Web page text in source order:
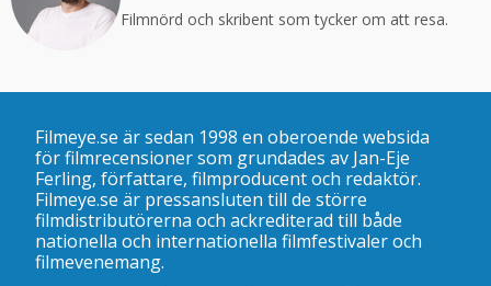
Filmnörd och skribent som tycker om att resa.
Filmeye.se är sedan 1998 en oberoende websida
för filmrecensioner som grundades av Jan-Eje
Ferling, författare, filmproducent och redaktör.
Filmeye.se är pressansluten till de större
filmdistributörerna och ackrediterad till både
nationella och internationella filmfestivaler och
filmevenemang.